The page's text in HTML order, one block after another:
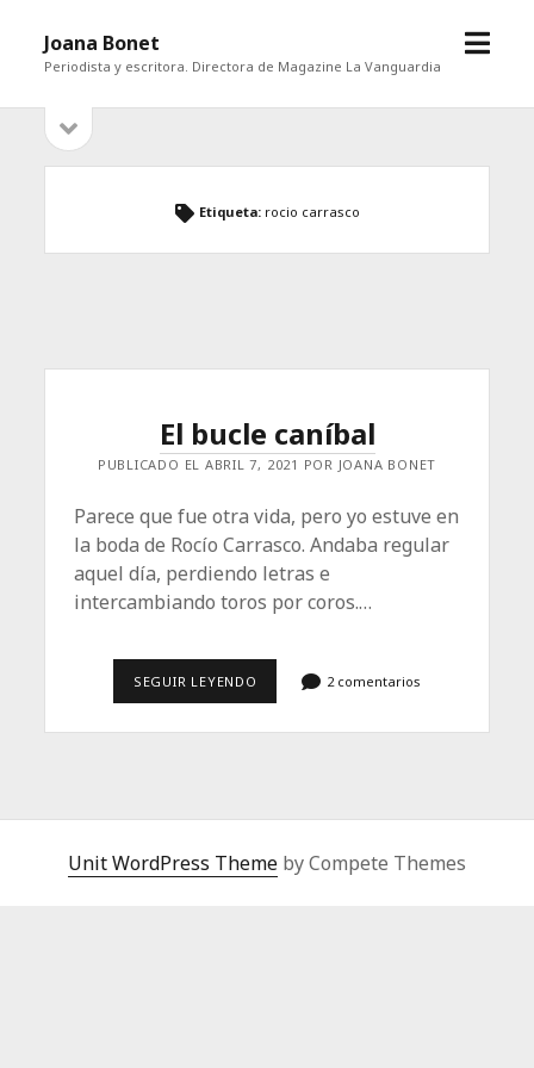
Joana Bonet
Periodista y escritora. Directora de Magazine La Vanguardia
abrir
Barra
lateral
barra
Etiqueta: rocio carrasco
El bucle caníbal
PUBLICADO EL ABRIL 7, 2021 POR JOANA BONET
Parece que fue otra vida, pero yo estuve en
la boda de Rocío Carrasco. Andaba regular
aquel día, perdiendo letras e
intercambiando toros por coros.…
SEGUIR LEYENDO 2 comentarios
Unit WordPress Theme by Compete Themes